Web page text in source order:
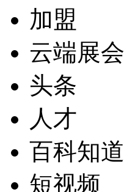
加盟
云端展会
头条
人才
百科知道
短视频